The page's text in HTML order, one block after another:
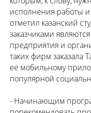
исполнения работы
отметил казанский
заказчиками
предприятия и
таких фирм заказала
ее мобильному
популярной
- Начинающим